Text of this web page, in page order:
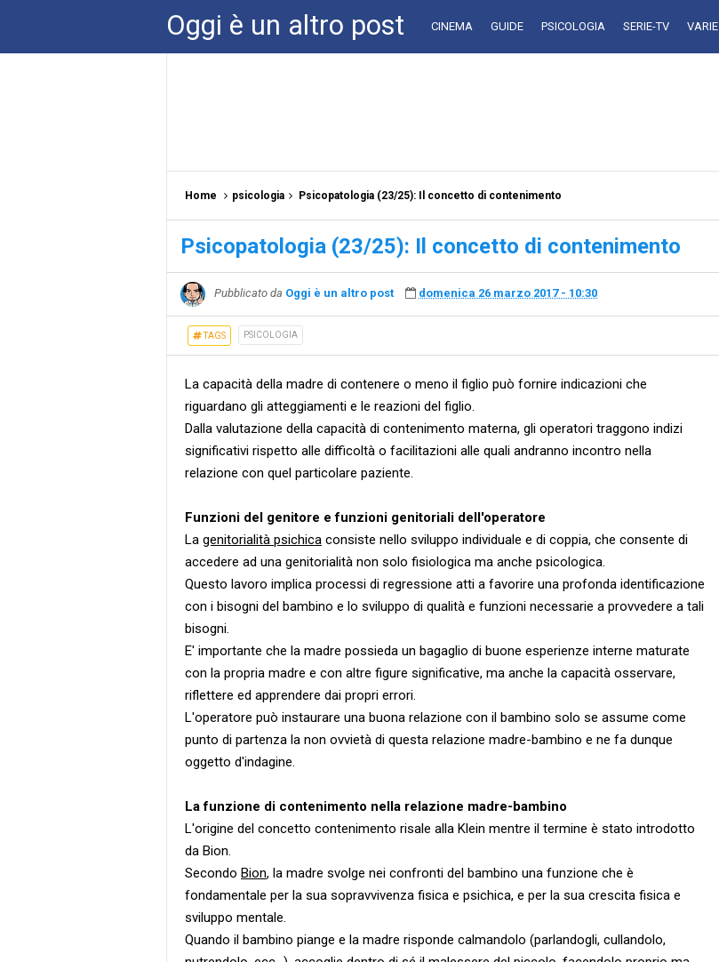
Oggi è un altro post CINEMA GUIDE PSICOLOGIA SERIE-TV VARIE
Home psicologia Psicopatologia (23/25): Il concetto di contenimento
Psicopatologia (23/25): Il concetto di contenimento
Pubblicato da Oggi è un altro post domenica 26 marzo 2017 - 10:30
TAGS PSICOLOGIA
La capacità della madre di contenere o meno il figlio può fornire indicazioni che
riguardano gli atteggiamenti e le reazioni del figlio.
Dalla valutazione della capacità di contenimento materna, gli operatori traggono indizi
significativi rispetto alle difficoltà o facilitazioni alle quali andranno incontro nella
relazione con quel particolare paziente.
Funzioni del genitore e funzioni genitoriali dell'operatore
La genitorialità psichica consiste nello sviluppo individuale e di coppia, che consente di
accedere ad una genitorialità non solo fisiologica ma anche psicologica.
Questo lavoro implica processi di regressione atti a favorire una profonda identificazione
con i bisogni del bambino e lo sviluppo di qualità e funzioni necessarie a provvedere a tali
bisogni.
E' importante che la madre possieda un bagaglio di buone esperienze interne maturate
con la propria madre e con altre figure significative, ma anche la capacità osservare,
riflettere ed apprendere dai propri errori.
L'operatore può instaurare una buona relazione con il bambino solo se assume come
punto di partenza la non ovvietà di questa relazione madre-bambino e ne fa dunque
oggetto d'indagine.
La funzione di contenimento nella relazione madre-bambino
L'origine del concetto contenimento risale alla Klein mentre il termine è stato introdotto
da Bion.
Secondo Bion, la madre svolge nei confronti del bambino una funzione che è
fondamentale per la sua sopravvivenza fisica e psichica, e per la sua crescita fisica e
sviluppo mentale.
Quando il bambino piange e la madre risponde calmandolo (parlandogli, cullandolo,